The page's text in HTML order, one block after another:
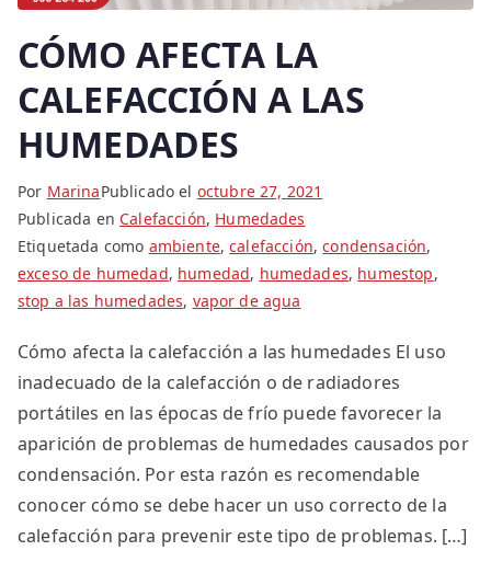
CÓMO AFECTA LA
CALEFACCIÓN A LAS
HUMEDADES
Por MarinaPublicado el octubre 27, 2021
Publicada en Calefacción, Humedades
Etiquetada como ambiente,calefacción,condensación,
exceso de humedad, humedad, humedades, humestop,
stop a las humedades, vapor de agua
Cómo afecta la calefacción a las humedades El uso
inadecuado de la calefacción o de radiadores
portátiles en las épocas de frío puede favorecer la
aparición de problemas de humedades causados por
condensación. Por esta razón es recomendable
conocer cómo se debe hacer un uso correcto de la
calefacción para prevenir este tipo de problemas. […]